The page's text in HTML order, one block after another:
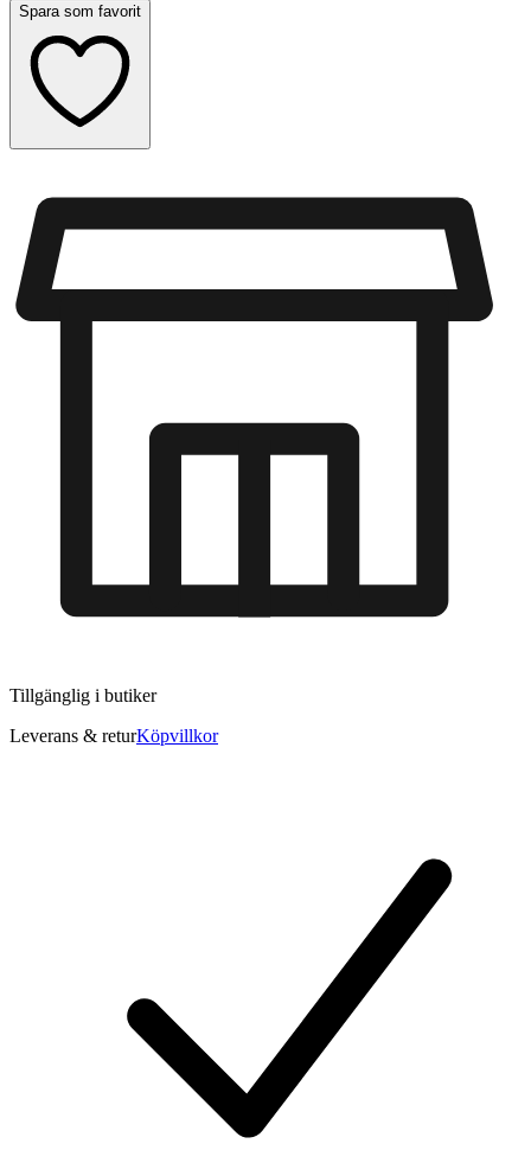
Spara som favorit
Tillgänglig i butiker
Leverans & returKöpvillkor